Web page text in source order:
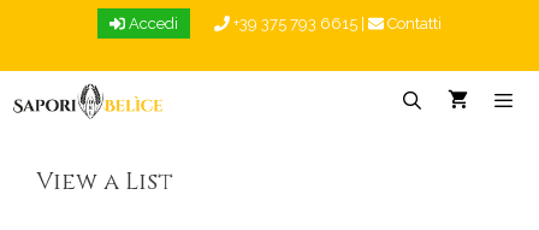
Accedi +39 375 793 6615 Contatti
View a List